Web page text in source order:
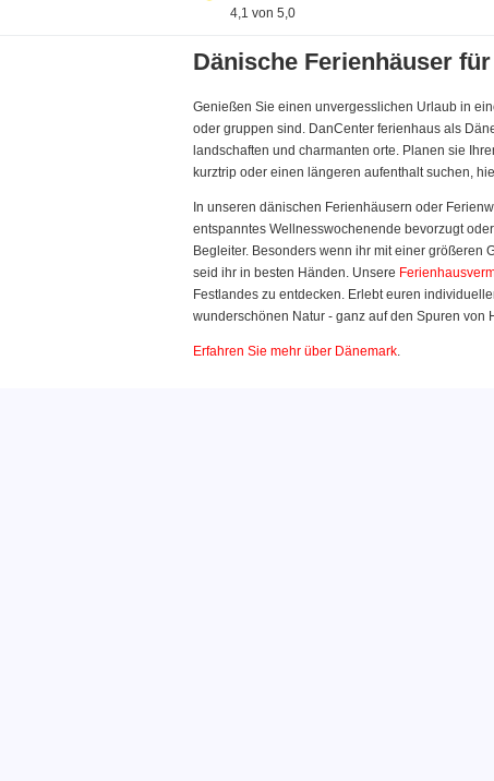
4,1 von 5,0
Dänische Ferienhäuser
Genießen Sie einen unvergesslichen Urlaub in
oder gruppen sind. DanCenter ferienhaus als
landschaften und charmanten orte. Planen sie
kurztrip oder einen längeren aufenthalt suchen,
In unseren dänischen Ferienhäusern oder
entspanntes Wellnesswochenende bevorzugt
Begleiter. Besonders wenn ihr mit einer größeren
seid ihr in besten Händen. Unsere
Festlandes zu entdecken. Erlebt euren
wunderschönen Natur - ganz auf den Spuren von
Erfahren Sie mehr über Dänemark.